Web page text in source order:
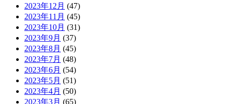
2023年12月 (47)
2023年11月 (45)
2023年10月 (31)
2023年9月 (37)
2023年8月 (45)
2023年7月 (48)
2023年6月 (54)
2023年5月 (51)
2023年4月 (50)
2023年3月 (65)